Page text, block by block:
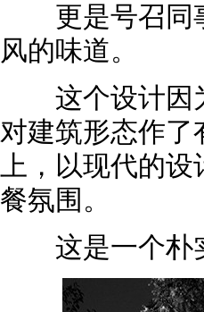
更是号召同事
风的味道。
这个设计因为
对建筑形态作了
上，以现代的设
餐氛围。
这是一个朴实